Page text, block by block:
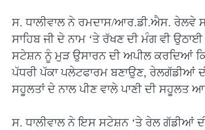
ਸ. ਧਾਲੀਵਾਲ ਨੇ ਰਮਦਾਸ/ਆਰ.ਡੀ.ਐਸ. ਰੇਲਵੇ
ਸਾਹਿਬ ਜੀ ਦੇ ਨਾਮ ‘ਤੇ ਰੱਖਣ ਦੀ ਮੰਗ ਵੀ
ਸਟੇਸ਼ਨ ਨੂੰ ਮੁੜ ਉਸਾਰਨ ਦੀ ਅਪੀਲ ਕਰਦਿਆਂ
ਪੱਧਰੀ ਪੱਕਾ ਪਲੇਟਫਾਰਮ ਬਣਾਉਣ,
ਸਹੂਲਤਾਂ ਦੇ ਨਾਲ ਪੀਣ ਵਾਲੇ ਪਾਣੀ ਦੀ ਸਹੂਲਤ
ਸ. ਧਾਲੀਵਾਲ ਨੇ ਇਸ ਸਟੇਸ਼ਨ ‘ਤੇ ਰੇਲ ਗੱਡੀਆਂ